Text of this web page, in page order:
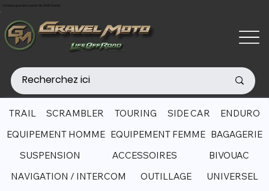
Livraison gratuite à partir de 200€ d'achat
TRAIL SCRAMBLER TOURING SIDE CAR
ENDURO
EQUIPEMENT HOMME EQUIPEMENT FEMME BAGAGERIE
SUSPENSION
ACCESSOIRES
BIVOUAC
NAVIGATION / INTERCOM
OUTILLAGE
UNIVERSEL